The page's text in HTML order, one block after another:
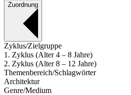
Zuordnung
Zyklus/Zielgruppe
1. Zyklus (Alter 4 – 8 Jahre)
2. Zyklus (Alter 8 – 12 Jahre)
Themenbereich/Schlagwörter
Architektur
Genre/Medium